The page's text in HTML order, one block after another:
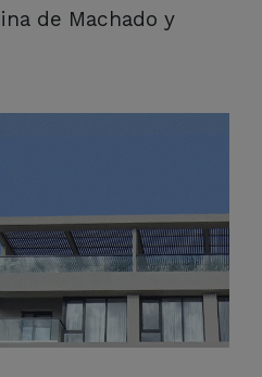
de Machado y